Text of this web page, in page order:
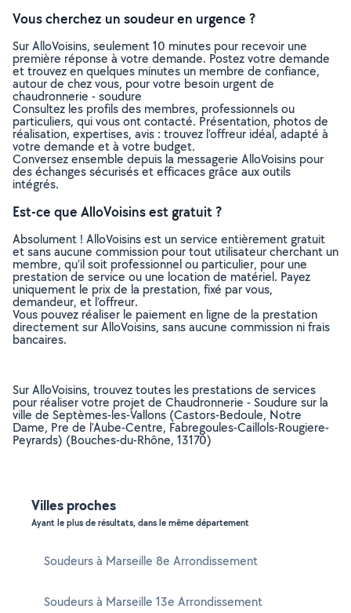
Vous cherchez un soudeur en urgence ?
Sur AlloVoisins, seulement 10 minutes pour recevoir une
première réponse à votre demande. Postez votre demande
et trouvez en quelques minutes un membre de confiance,
autour de chez vous, pour votre besoin urgent de
chaudronnerie - soudure
Consultez les profils des membres, professionnels ou
particuliers, qui vous ont contacté. Présentation, photos de
réalisation, expertises, avis : trouvez l'offreur idéal, adapté à
votre demande et à votre budget.
Conversez ensemble depuis la messagerie AlloVoisins pour
des échanges sécurisés et efficaces grâce aux outils
intégrés.
Est-ce que AlloVoisins est gratuit ?
Absolument ! AlloVoisins est un service entièrement gratuit
et sans aucune commission pour tout utilisateur cherchant un
membre, qu’il soit professionnel ou particulier, pour une
prestation de service ou une location de matériel. Payez
uniquement le prix de la prestation, fixé par vous,
demandeur, et l’offreur.
Vous pouvez réaliser le paiement en ligne de la prestation
directement sur AlloVoisins, sans aucune commission ni frais
bancaires.
Sur AlloVoisins, trouvez toutes les prestations de services
pour réaliser votre projet de Chaudronnerie - Soudure sur la
ville de Septèmes-les-Vallons (Castors-Bedoule, Notre
Dame, Pre de l'Aube-Centre, Fabregoules-Caillols-Rougiere-
Peyrards) (Bouches-du-Rhône, 13170)
Villes proches
Ayant le plus de résultats, dans le même département
Soudeurs à Marseille 8e Arrondissement
Soudeurs à Marseille 13e Arrondissement